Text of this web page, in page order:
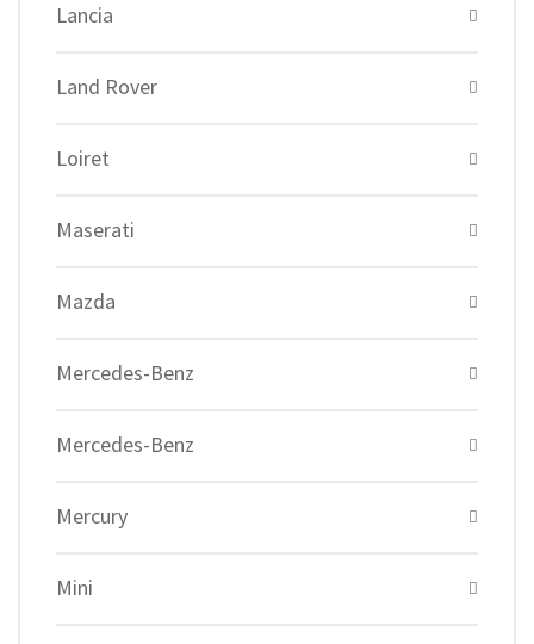
Lancia
Land Rover
Loiret
Maserati
Mazda
Mercedes-Benz
Mercedes-Benz
Mercury
Mini